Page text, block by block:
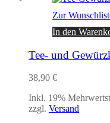
Zur
In den
Tee- und
38,90 €
Inkl. 19%
zzgl. Versand